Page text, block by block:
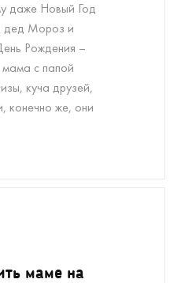
даже Новый Год
дед Мороз и
Рождения –
с папой
куча друзей,
конечно же, они
маме на